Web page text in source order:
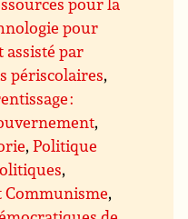
pour
assisté par
périscolaires,
:
,
,Politique
,
,